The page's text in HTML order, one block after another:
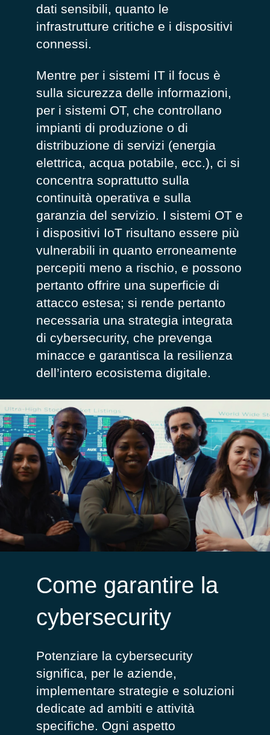
dati sensibili, quanto le
infrastrutture critiche e i dispositivi
connessi.
Mentre per i sistemi IT il focus è
sulla sicurezza delle informazioni,
per i sistemi OT, che controllano
impianti di produzione o di
distribuzione di servizi (energia
elettrica, acqua potabile, ecc.), ci si
concentra soprattutto sulla
continuità operativa e sulla
garanzia del servizio. I sistemi OT e
i dispositivi IoT risultano essere più
vulnerabili in quanto erroneamente
percepiti meno a rischio, e possono
pertanto offrire una superficie di
attacco estesa; si rende pertanto
necessaria una strategia integrata
di cybersecurity, che prevenga
minacce e garantisca la resilienza
dell’intero ecosistema digitale.
Come garantire la
cybersecurity
Potenziare la cybersecurity
significa, per le aziende,
implementare strategie e soluzioni
dedicate ad ambiti e attività
specifiche. Ogni aspetto